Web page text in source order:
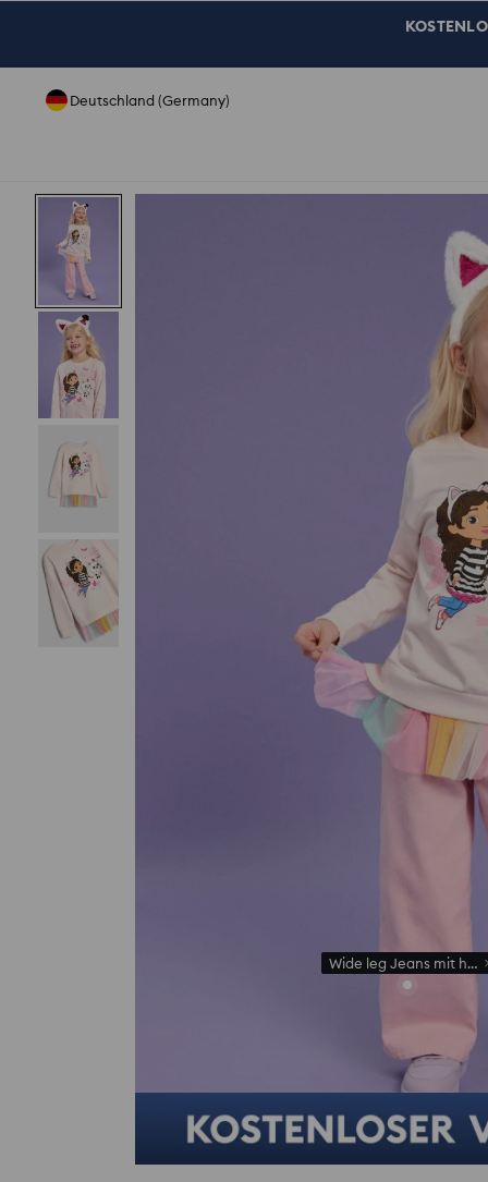
Deutschland (Germany)
Wide leg Jeans mit